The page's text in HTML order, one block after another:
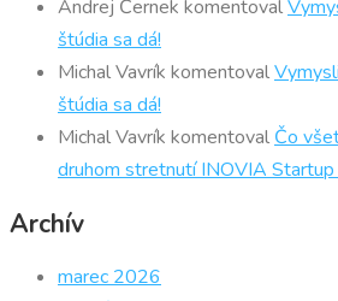
Andrej Černek komentoval
štúdia sa dá!
Michal Vavrík komentoval
štúdia sa dá!
Michal Vavrík komentoval Čo
druhom stretnutí INOVIA
Archív
marec 2026